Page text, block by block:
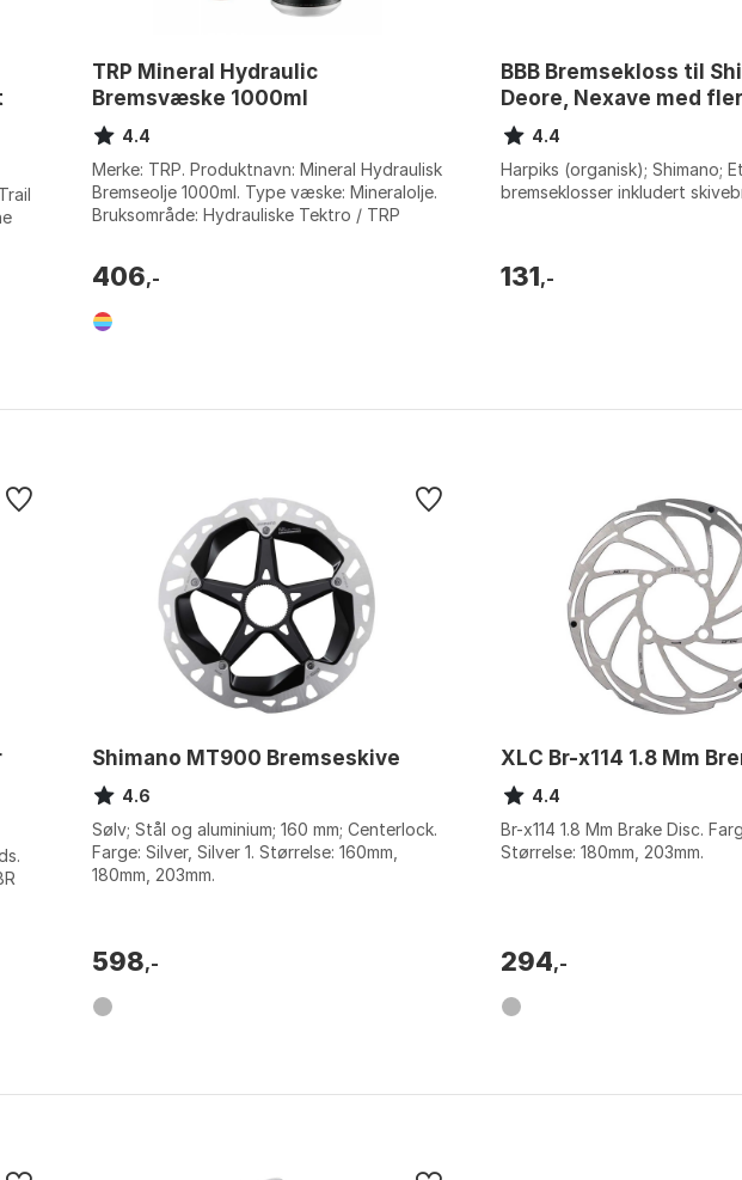
TRP Mineral Hydraulic
Bremsvæske 1000ml
4.4
Merke: TRP. Produktnavn: Mineral Hydraulisk
Bremseolje 1000ml. Type væske: Mineralolje.
Bruksområde: Hydrauliske Tektro / TRP
406,-
BBB Bremsekloss til
Deore, Nexave med
4.4
Harpiks (organisk); Shimano;
bremseklosser inkludert
131,-
Shimano MT900 Bremseskive
4.6
Sølv; Stål og aluminium; 160 mm; Centerlock.
Farge: Silver, Silver 1. Størrelse: 160mm,
180mm, 203mm.
598,-
XLC Br-x114 1.8 Mm
4.4
Br-x114 1.8 Mm Brake Disc.
Størrelse: 180mm, 203mm.
294,-